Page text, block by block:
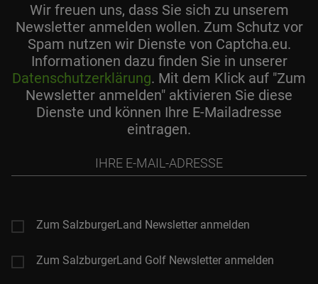
Wir freuen uns, dass Sie sich zu unserem
Newsletter anmelden wollen. Zum Schutz vor
Spam nutzen wir Dienste von Captcha.eu.
Informationen dazu finden Sie in unserer
Datenschutzerklärung. Mit dem Klick auf "Zum
Newsletter anmelden" aktivieren Sie diese
Dienste und können Ihre E-Mailadresse
eintragen.
Mail-
Zum SalzburgerLand Newsletter anmelden
Zum SalzburgerLand Golf Newsletter anmelden